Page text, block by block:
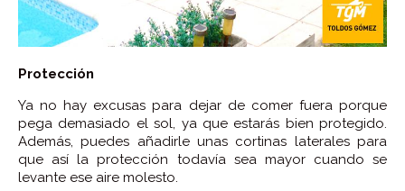
Protección
Ya no hay excusas para dejar de comer fuera porque
pega demasiado el sol, ya que estarás bien protegido.
Además, puedes añadirle unas cortinas laterales para
que así la protección todavía sea mayor cuando se
levante ese aire molesto.